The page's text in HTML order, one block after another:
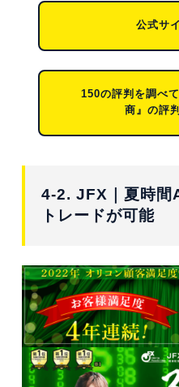
公式サ
150の評判を調べ
商』の評
4-2. JFX
夏時間
トレードが可能